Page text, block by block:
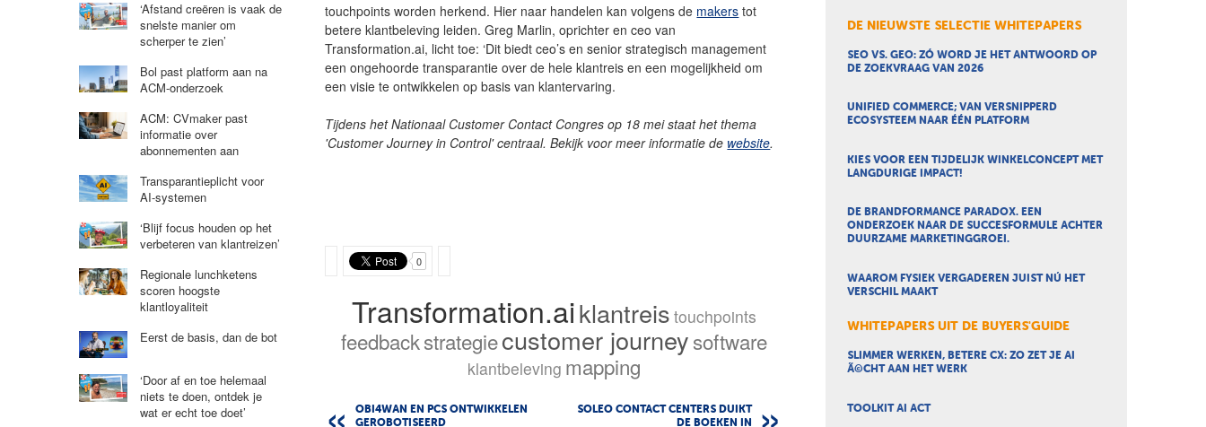
touchpoints worden herkend. Hier naar handelen kan volgens de makers tot
betere klantbeleving leiden. Greg Marlin, oprichter en ceo van
Transformation.ai, licht toe: ‘Dit biedt ceo’s en senior strategisch management
een ongehoorde transparantie over de hele klantreis en een mogelijkheid om
een visie te ontwikkelen op basis van klantervaring.
Tijdens het Nationaal Customer Contact Congres op 18 mei staat het thema
'Customer Journey in Control' centraal. Bekijk voor meer informatie de website.
0
Transformation.aiklantreis touchpoints
feedbackstrategiecustomer journeysoftware
klantbeleving mapping
OBI4WAN EN PCS ONTWIKKELEN
GEROBOTISEERD
SOLEO CONTACT CENTERS DUIKT
DE BOEKEN IN
‘Afstand creëren is vaak de
snelste manier om
scherper te zien’
Bol past platform aan na
ACM-onderzoek
ACM: CVmaker past
informatie over
abonnementen aan
Transparantieplicht voor
AI-systemen
‘Blijf focus houden op het
verbeteren van klantreizen’
Regionale lunchketens
scoren hoogste
klantloyaliteit
Eerst de basis, dan de bot
‘Door af en toe helemaal
niets te doen, ontdek je
wat er echt toe doet’
DE NIEUWSTE SELECTIE WHITEPAPERS
SEO VS. GEO: ZÓ WORD JE HET ANTWOORD OP
DE ZOEKVRAAG VAN 2026
UNIFIED COMMERCE; VAN VERSNIPPERD
ECOSYSTEEM NAAR ÉÉN PLATFORM
KIES VOOR EEN TIJDELIJK WINKELCONCEPT MET
LANGDURIGE IMPACT!
DE BRANDFORMANCE PARADOX. EEN
ONDERZOEK NAAR DE SUCCESFORMULE ACHTER
DUURZAME MARKETINGGROEI.
WAAROM FYSIEK VERGADEREN JUIST NÚ HET
VERSCHIL MAAKT
WHITEPAPERS UIT DE BUYERS'GUIDE
SLIMMER WERKEN, BETERE CX: ZO ZET JE AI
Ã©CHT AAN HET WERK
TOOLKIT AI ACT